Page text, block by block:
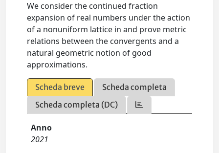
We consider the continued fraction
expansion of real numbers under the action
of a nonuniform lattice in and prove metric
relations between the convergents and a
natural geometric notion of good
approximations.
Scheda breve
Scheda completa
Scheda completa (DC)
Anno
2021